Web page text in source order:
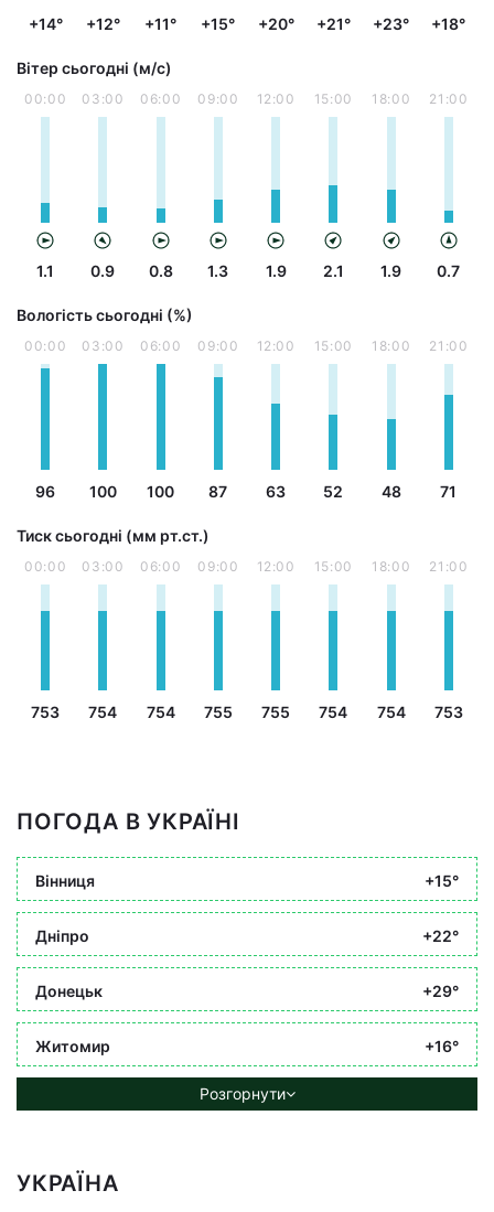
+14° +12° +11° +15° +20° +21° +23° +18°
Вітер сьогодні (м/с)
00:00
1.1
03:00
0.9
06:00
0.8
09:00
1.3
12:00
1.9
15:00
2.1
18:00
1.9
21:00
0.7
Вологість сьогодні (%)
00:00
96
03:00
100
06:00
100
09:00
87
12:00
63
15:00
52
18:00
48
21:00
71
Тиск сьогодні (мм рт.ст.)
00:00
753
03:00
754
06:00
754
09:00
755
12:00
755
15:00
754
18:00
754
21:00
753
ПОГОДА В УКРАЇНІ
Вінниця +15°
Дніпро +22°
Донецьк +29°
Житомир +16°
Розгорнути
УКРАЇНА